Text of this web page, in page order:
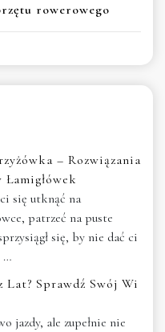
rowerowego
– Rozwiązania
się utknąć na
patrzeć na puste
się, by nie dać ci
…
Sprawdź Swój Wi
jazdy, ale zupełnie nie